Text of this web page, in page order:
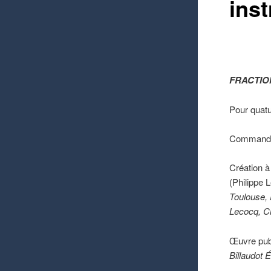
Pour
Création
(Philippe
Lecocq,
Œuvre
Billaudot